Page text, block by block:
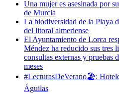
Una mujer es asesinada por
de Murcia
La biodiversidad de la Playa
del litoral almeriense
El Ayuntamiento de Lorca
Méndez ha reducido sus tres
consultas externas y pruebas
meses
#LecturasDeVerano🏖:
Águilas